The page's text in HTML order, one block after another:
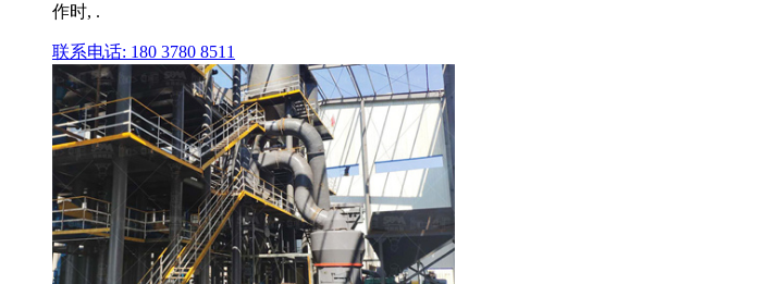
作时, .
联系电话: 180 3780 8511